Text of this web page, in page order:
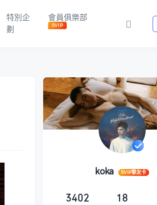
特別企
劃
會員俱樂部
SVIP
koka SVIP摯友卡
3402 18